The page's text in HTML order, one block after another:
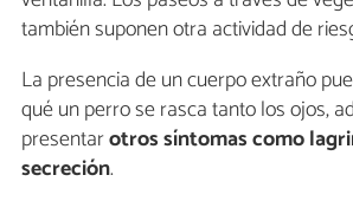
también suponen otra actividad de
La presencia de un cuerpo extraño
qué un perro se rasca tanto los ojos,
presentarotros síntomas como
secreción.